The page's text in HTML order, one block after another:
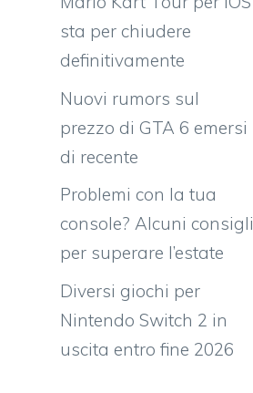
sta per chiudere
definitivamente
Nuovi rumors sul
prezzo di GTA 6 emersi
di recente
Problemi con la tua
console? Alcuni consigli
per superare l’estate
Diversi giochi per
Nintendo Switch 2 in
uscita entro fine 2026